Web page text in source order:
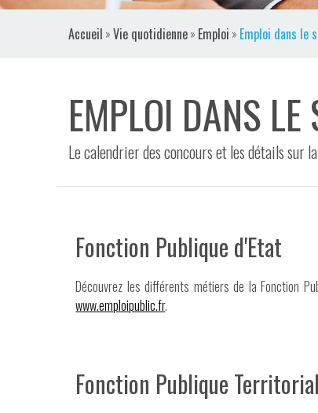
Accueil »Vie quotidienne» Emploi » Emploi dans le
EMPLOI DANS
Le calendrier des concours et les détails sur
Fonction Publique d'Etat
Découvrez les différents métiers de la Fonction
www.emploipublic.fr.
Fonction Publique